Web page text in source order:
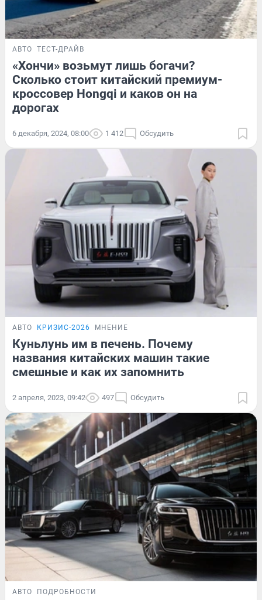
АВТО ТЕСТ-ДРАЙВ
«Хончи» возьмут лишь богачи?
Сколько стоит китайский премиум-
кроссовер Hongqi и каков он на
дорогах
6 декабря, 2024, 08:00 1 412 Обсудить
АВТО КРИЗИС-2026 МНЕНИЕ
Куньлунь им в печень. Почему
названия китайских машин такие
смешные и как их запомнить
2 апреля, 2023, 09:42 497 Обсудить
АВТО ПОДРОБНОСТИ